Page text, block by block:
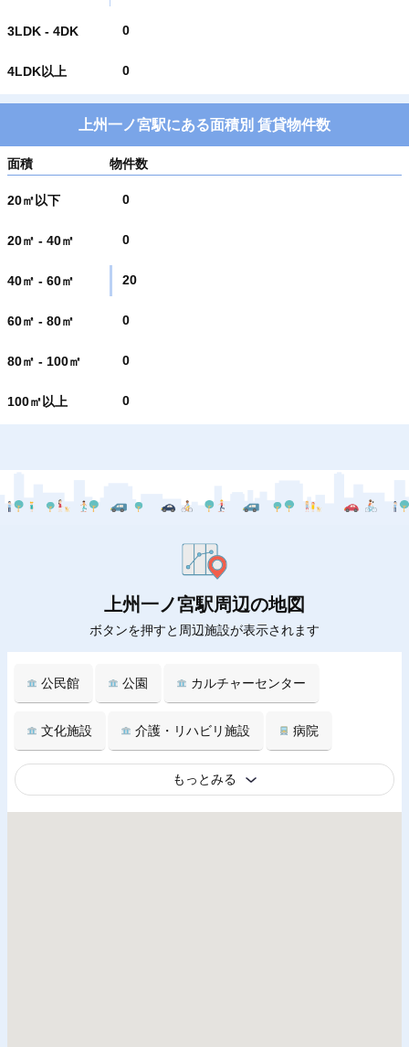
3LDK - 4DK 0
4LDK以上 0
上州一ノ宮駅にある面積別 賃貸物件数
面積 物件数
20㎡以下 0
20㎡ - 40㎡ 0
40㎡ - 60㎡ 20
60㎡ - 80㎡ 0
80㎡ - 100㎡ 0
100㎡以上 0
上州一ノ宮駅周辺の地図
ボタンを押すと周辺施設が表示されます
公民館 公園 カルチャーセンター
文化施設 介護・リハビリ施設 病院
もっとみる